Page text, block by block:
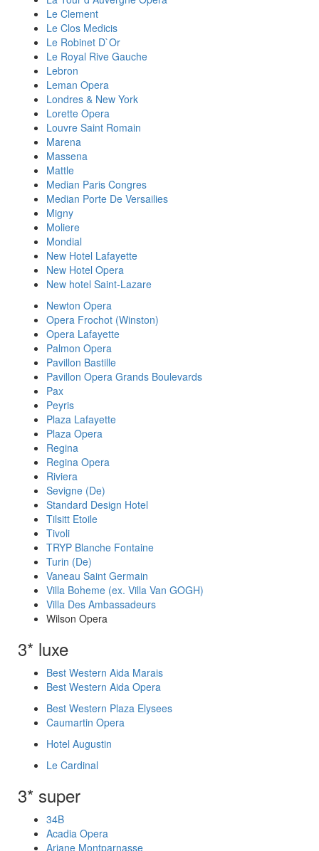
Le Clement
Le Clos Medicis
Le Robinet D`Or
Le Royal Rive Gauche
Lebron
Leman Opera
Londres & New York
Lorette Opera
Louvre Saint Romain
Marena
Massena
Mattle
Median Paris Congres
Median Porte De Versailies
Migny
Moliere
Mondial
New Hotel Lafayette
New Hotel Opera
New hotel Saint-Lazare
Newton Opera
Opera Frochot (Winston)
Opera Lafayette
Palmon Opera
Pavillon Bastille
Pavillon Opera Grands Boulevards
Pax
Peyris
Plaza Lafayette
Plaza Opera
Regina
Regina Opera
Riviera
Sevigne (De)
Standard Design Hotel
Tilsitt Etoile
Tivoli
TRYP Blanche Fontaine
Turin (De)
Vaneau Saint Germain
Villa Boheme (ex. Villa Van GOGH)
Villa Des Ambassadeurs
Wilson Opera
3* luxe
Best Western Aida Marais
Best Western Aida Opera
Best Western Plaza Elysees
Caumartin Opera
Hotel Augustin
Le Cardinal
3* super
34B
Acadia Opera
Ariane Montparnasse